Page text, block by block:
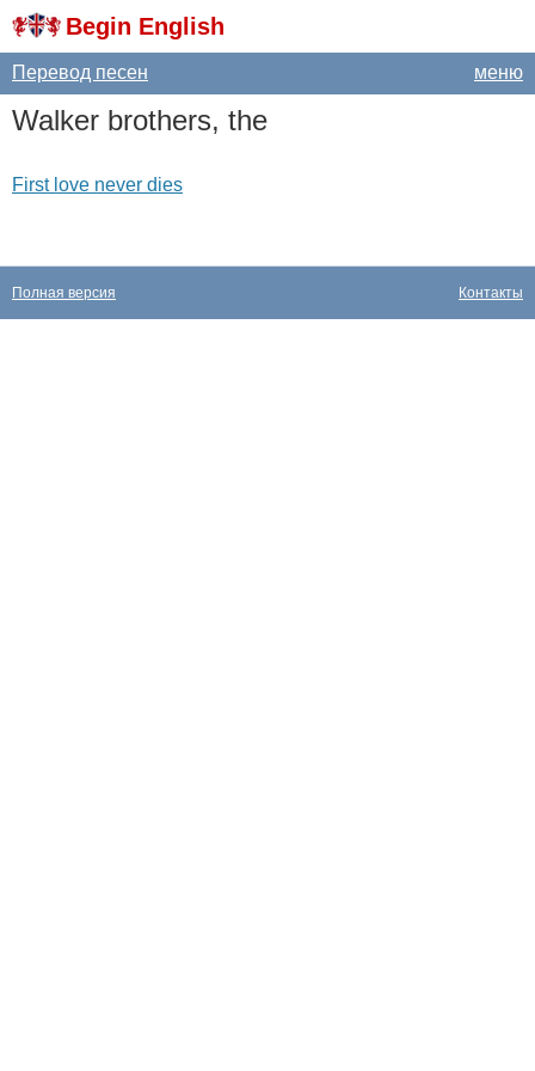
Begin English
меню
Перевод песен
Walker brothers, the
First love never dies
Контакты
Полная версия